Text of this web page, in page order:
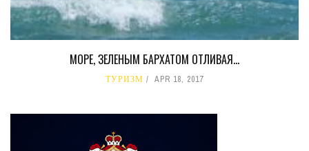
МОРЕ, ЗЕЛЕНЫМ БАРХАТОМ ОТЛИВАЯ…
ТУРИЗМ APR 18, 2017